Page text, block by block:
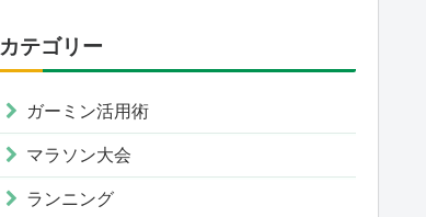
カテゴリー
ガーミン活用術
マラソン大会
ランニング